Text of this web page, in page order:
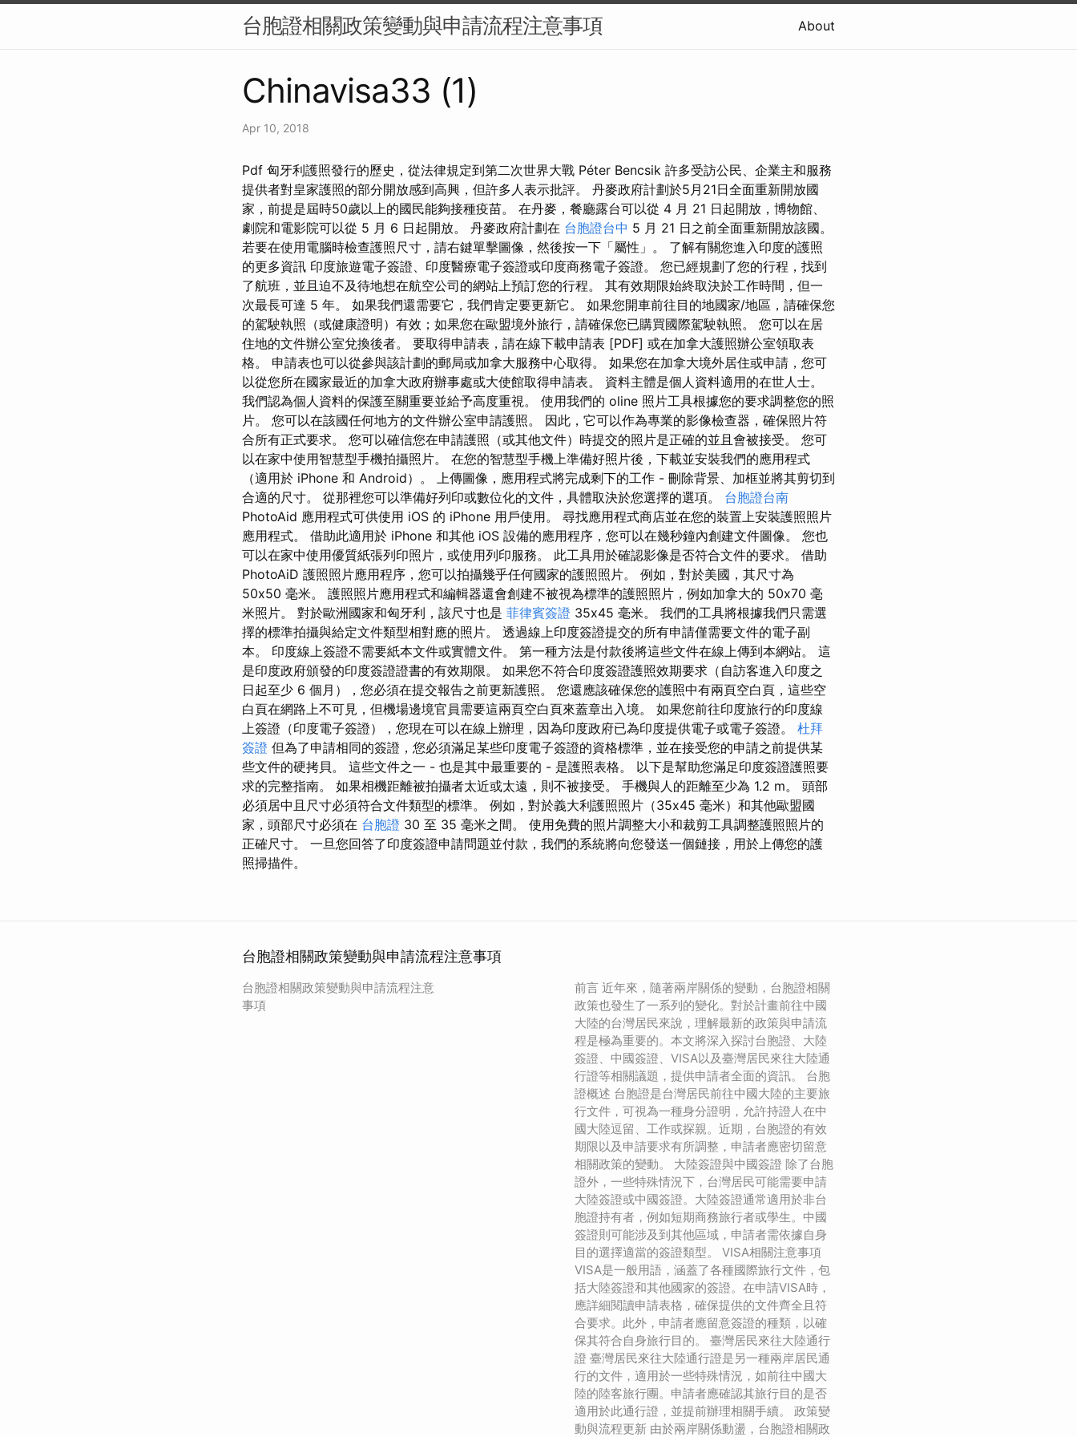
台胞證相關政策變動與申請流程注意事項 About
Chinavisa33 (1)
Apr 10, 2018
Pdf 匈牙利護照發行的歷史，從法律規定到第二次世界大戰 Péter Bencsik 許多受訪公民、企業主和服務
提供者對皇家護照的部分開放感到高興，但許多人表示批評。 丹麥政府計劃於5月21日全面重新開放國
家，前提是屆時50歲以上的國民能夠接種疫苗。 在丹麥，餐廳露台可以從 4 月 21 日起開放，博物館、
劇院和電影院可以從 5 月 6 日起開放。 丹麥政府計劃在 台胞證台中 5 月 21 日之前全面重新開放該國。
若要在使用電腦時檢查護照尺寸，請右鍵單擊圖像，然後按一下「屬性」。 了解有關您進入印度的護照
的更多資訊 印度旅遊電子簽證、印度醫療電子簽證或印度商務電子簽證。 您已經規劃了您的行程，找到
了航班，並且迫不及待地想在航空公司的網站上預訂您的行程。 其有效期限始終取決於工作時間，但一
次最長可達 5 年。 如果我們還需要它，我們肯定要更新它。 如果您開車前往目的地國家/地區，請確保您
的駕駛執照（或健康證明）有效；如果您在歐盟境外旅行，請確保您已購買國際駕駛執照。 您可以在居
住地的文件辦公室兌換後者。 要取得申請表，請在線下載申請表 [PDF] 或在加拿大護照辦公室領取表
格。 申請表也可以從參與該計劃的郵局或加拿大服務中心取得。 如果您在加拿大境外居住或申請，您可
以從您所在國家最近的加拿大政府辦事處或大使館取得申請表。 資料主體是個人資料適用的在世人士。
我們認為個人資料的保護至關重要並給予高度重視。 使用我們的 oline 照片工具根據您的要求調整您的照
片。 您可以在該國任何地方的文件辦公室申請護照。 因此，它可以作為專業的影像檢查器，確保照片符
合所有正式要求。 您可以確信您在申請護照（或其他文件）時提交的照片是正確的並且會被接受。 您可
以在家中使用智慧型手機拍攝照片。 在您的智慧型手機上準備好照片後，下載並安裝我們的應用程式
（適用於 iPhone 和 Android）。 上傳圖像，應用程式將完成剩下的工作 - 刪除背景、加框並將其剪切到
合適的尺寸。 從那裡您可以準備好列印或數位化的文件，具體取決於您選擇的選項。 台胞證台南
PhotoAid 應用程式可供使用 iOS 的 iPhone 用戶使用。 尋找應用程式商店並在您的裝置上安裝護照照片
應用程式。 借助此適用於 iPhone 和其他 iOS 設備的應用程序，您可以在幾秒鐘內創建文件圖像。 您也
可以在家中使用優質紙張列印照片，或使用列印服務。 此工具用於確認影像是否符合文件的要求。 借助
PhotoAiD 護照照片應用程序，您可以拍攝幾乎任何國家的護照照片。 例如，對於美國，其尺寸為
50x50 毫米。 護照照片應用程式和編輯器還會創建不被視為標準的護照照片，例如加拿大的 50x70 毫
米照片。 對於歐洲國家和匈牙利，該尺寸也是 菲律賓簽證 35x45 毫米。 我們的工具將根據我們只需選
擇的標準拍攝與給定文件類型相對應的照片。 透過線上印度簽證提交的所有申請僅需要文件的電子副
本。 印度線上簽證不需要紙本文件或實體文件。 第一種方法是付款後將這些文件在線上傳到本網站。 這
是印度政府頒發的印度簽證證書的有效期限。 如果您不符合印度簽證護照效期要求（自訪客進入印度之
日起至少 6 個月），您必須在提交報告之前更新護照。 您還應該確保您的護照中有兩頁空白頁，這些空
白頁在網路上不可見，但機場邊境官員需要這兩頁空白頁來蓋章出入境。 如果您前往印度旅行的印度線
上簽證（印度電子簽證），您現在可以在線上辦理，因為印度政府已為印度提供電子或電子簽證。 杜拜
簽證 但為了申請相同的簽證，您必須滿足某些印度電子簽證的資格標準，並在接受您的申請之前提供某
些文件的硬拷貝。 這些文件之一 - 也是其中最重要的 - 是護照表格。 以下是幫助您滿足印度簽證護照要
求的完整指南。 如果相機距離被拍攝者太近或太遠，則不被接受。 手機與人的距離至少為 1.2 m。 頭部
必須居中且尺寸必須符合文件類型的標準。 例如，對於義大利護照照片（35x45 毫米）和其他歐盟國
家，頭部尺寸必須在 台胞證 30 至 35 毫米之間。 使用免費的照片調整大小和裁剪工具調整護照照片的
正確尺寸。 一旦您回答了印度簽證申請問題並付款，我們的系統將向您發送一個鏈接，用於上傳您的護
照掃描件。
台胞證相關政策變動與申請流程注意事項
台胞證相關政策變動與申請流程注意
事項
前言 近年來，隨著兩岸關係的變動，台胞證相關
政策也發生了一系列的變化。對於計畫前往中國
大陸的台灣居民來說，理解最新的政策與申請流
程是極為重要的。本文將深入探討台胞證、大陸
簽證、中國簽證、VISA以及臺灣居民來往大陸通
行證等相關議題，提供申請者全面的資訊。 台胞
證概述 台胞證是台灣居民前往中國大陸的主要旅
行文件，可視為一種身分證明，允許持證人在中
國大陸逗留、工作或探親。近期，台胞證的有效
期限以及申請要求有所調整，申請者應密切留意
相關政策的變動。 大陸簽證與中國簽證 除了台胞
證外，一些特殊情況下，台灣居民可能需要申請
大陸簽證或中國簽證。大陸簽證通常適用於非台
胞證持有者，例如短期商務旅行者或學生。中國
簽證則可能涉及到其他區域，申請者需依據自身
目的選擇適當的簽證類型。 VISA相關注意事項
VISA是一般用語，涵蓋了各種國際旅行文件，包
括大陸簽證和其他國家的簽證。在申請VISA時，
應詳細閱讀申請表格，確保提供的文件齊全且符
合要求。此外，申請者應留意簽證的種類，以確
保其符合自身旅行目的。 臺灣居民來往大陸通行
證 臺灣居民來往大陸通行證是另一種兩岸居民通
行的文件，適用於一些特殊情況，如前往中國大
陸的陸客旅行團。申請者應確認其旅行目的是否
適用於此通行證，並提前辦理相關手續。 政策變
動與流程更新 由於兩岸關係動盪，台胞證相關政